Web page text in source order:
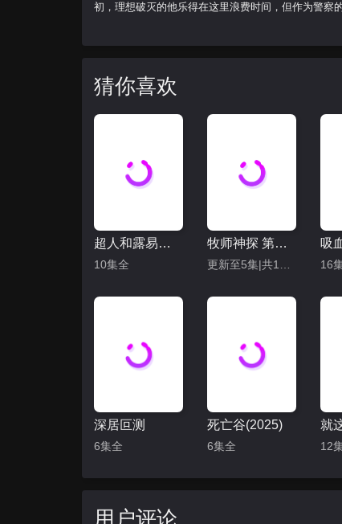
初，理想破灭的他乐得在这里浪费时间，但作为警察
猜你喜欢
超人和露易丝 第四季
10集全
牧师神探 第十季
16
深居叵测
6集全
死亡谷(2025)
6集全 12
用户评论